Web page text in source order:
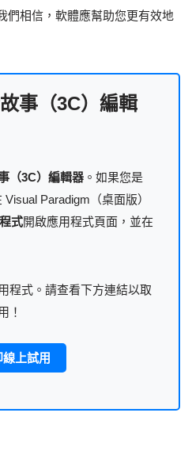
們相信，軟體應幫助您更有效地
事（3C）編輯
（3C）編輯器 。如果您是
Paradigm（桌面版）
式開啟應用程式頁面，並在
程式。請查看下方連結以取
！
線上試用